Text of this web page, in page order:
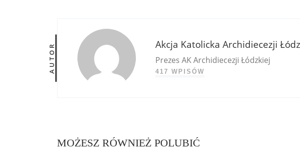
AUTOR Akcja Katolicka Archidiecezji
Prezes AK Archidiecezji Łódzkiej
417 WPISÓW
MOŻESZ RÓWNIEŻ POLUBIĆ